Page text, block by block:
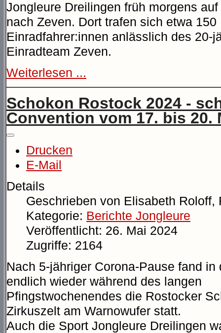
Jongleure Dreilingen früh morgens
nach Zeven. Dort trafen sich etwa 150
Einradfahrer:innen anlässlich des 20-
Einradteam Zeven.
Weiterlesen ...
Schokon Rostock 2024 -
Convention vom 17. bis 20.
Drucken
E-Mail
Details
Geschrieben von Elisabeth Roloff,
Kategorie: Berichte Jongleure
Veröffentlicht: 26. Mai 2024
Zugriffe: 2164
Nach 5-jähriger Corona-Pause fand in
endlich wieder während des langen
Pfingstwochenendes die Rostocker
Zirkuszelt am Warnowufer statt.
Auch die Sport Jongleure Dreilingen